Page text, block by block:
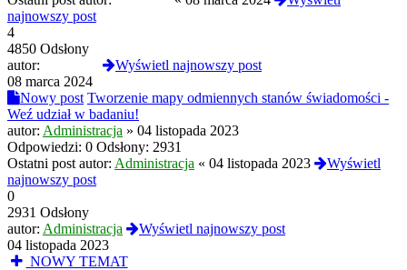
najnowszy post
4
4850 Odsłony
autor:
Wyświetl najnowszy post
08 marca 2024
Nowy post Tworzenie mapy odmiennych stanów świadomości -
Weź udział w badaniu!
autor: Administracja » 04 listopada 2023
Odpowiedzi: 0 Odsłony: 2931
Ostatni post autor: Administracja « 04 listopada 2023
Wyświetl
najnowszy post
0
2931 Odsłony
autor: Administracja
Wyświetl najnowszy post
04 listopada 2023
NOWY TEMAT